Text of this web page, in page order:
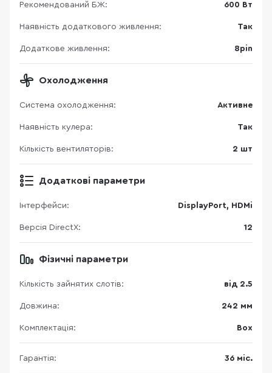
Рекомендований БЖ: 600 Вт
Наявність додаткового живлення: Так
Додаткове живлення: 8pin
Охолодження
Система охолодження: Активне
Наявність кулера: Так
Кількість вентиляторів: 2 шт
Додаткові параметри
Інтерфейси: DisplayPort, HDMi
Версія DirectX: 12
Фізичні параметри
Кількість зайнятих слотів: від 2.5
Довжина: 242 мм
Комплектація: Box
Гарантія: 36 міс.